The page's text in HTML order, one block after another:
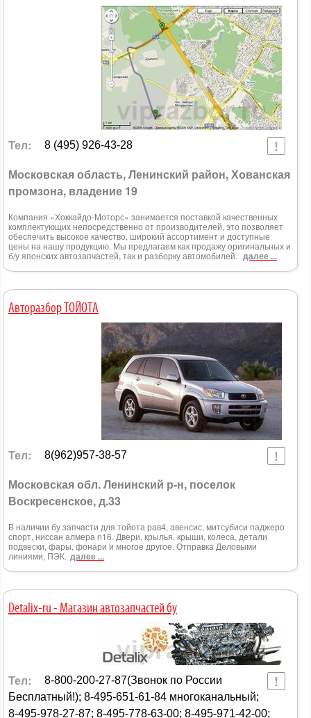
Тел: 8 (495) 926-43-28
Московская область, Ленинский район, Хованская
промзона, владение 19
Компания «Хоккайдо-Моторс» занимается поставкой качественных
комплектующих непосредственно от производителей, это позволяет
обеспечить высокое качество, широкий ассортимент и доступные
цены на нашу продукцию. Мы предлагаем как продажу оригинальных и
б/у японских автозапчастей, так и разборку автомобилей. далее ...
Авторазбор ТОЙОТА
Тел: 8(962)957-38-57
Московская обл. Ленинский р-н, поселок
Воскресенское, д.33
В наличии бу запчасти для тойота рав4, авенсис, митсубиси паджеро
спорт, ниссан алмера n16. Двери, крылья, крыши, колеса, детали
подвески, фары, фонари и многое другое. Отправка Деловыми
линиями, ПЭК. далее ...
Detalix-ru - Магазин автозапчастей бу
Тел:
8-800-200-27-87(Звонок по России
Бесплатный!); 8-495-651-61-84 многоканальный;
8-495-978-27-87; 8-495-778-63-00; 8-495-971-42-00;